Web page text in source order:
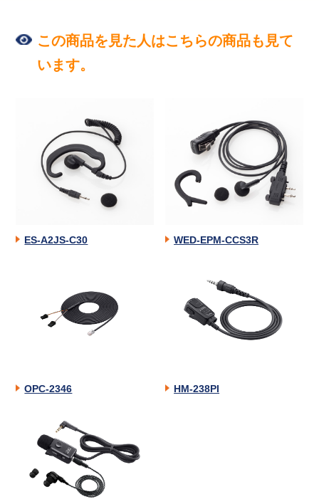
この商品を見た人はこちらの商品も見て
います。
ES-A2JS-C30 WED-EPM-CCS3R
OPC-2346 HM-238PI